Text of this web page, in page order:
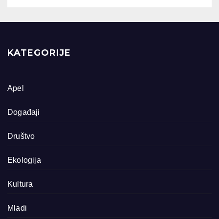
KATEGORIJE
Apel
Događaji
Društvo
Ekologija
Kultura
Mladi